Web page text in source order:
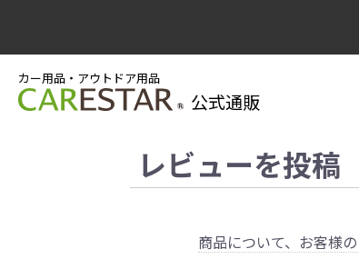
カー用品・アウトドア用品
公式通販
レビューを投稿
商品について、お客様